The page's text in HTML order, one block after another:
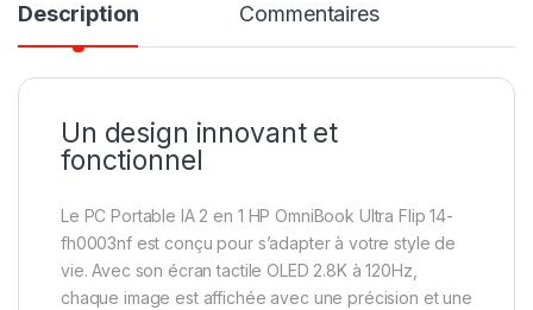
Description Commentaires
Un design innovant et
fonctionnel
Le PC Portable IA 2 en 1 HP OmniBook Ultra Flip 14-
fh0003nf est conçu pour s’adapter à votre style de
vie. Avec son écran tactile OLED 2.8K à 120Hz,
chaque image est affichée avec une précision et une